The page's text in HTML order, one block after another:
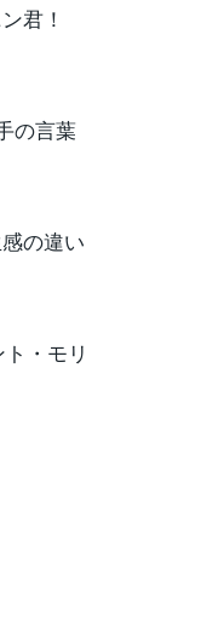
君！
の言葉
の違い
・モリ